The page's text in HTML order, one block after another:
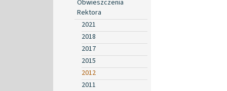
Obwieszczenia
Rektora
2021
2018
2017
2015
2012
2011